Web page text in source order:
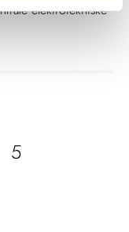
elektrotekniske
5